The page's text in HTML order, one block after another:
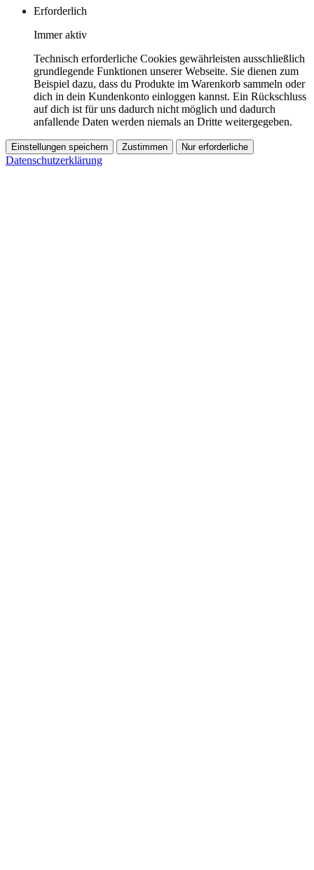
Erforderlich
Immer aktiv
Technisch erforderliche Cookies gewährleisten ausschließlich
grundlegende Funktionen unserer Webseite. Sie dienen zum
Beispiel dazu, dass du Produkte im Warenkorb sammeln oder
dich in dein Kundenkonto einloggen kannst. Ein Rückschluss
auf dich ist für uns dadurch nicht möglich und dadurch
anfallende Daten werden niemals an Dritte weitergegeben.
Einstellungen speichern Zustimmen Nur erforderliche
Datenschutzerklärung